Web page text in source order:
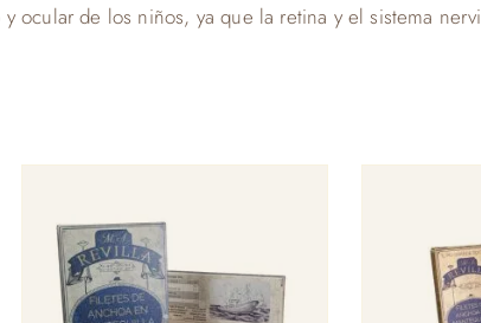
ocular de los niños, ya que la retina y el sistema